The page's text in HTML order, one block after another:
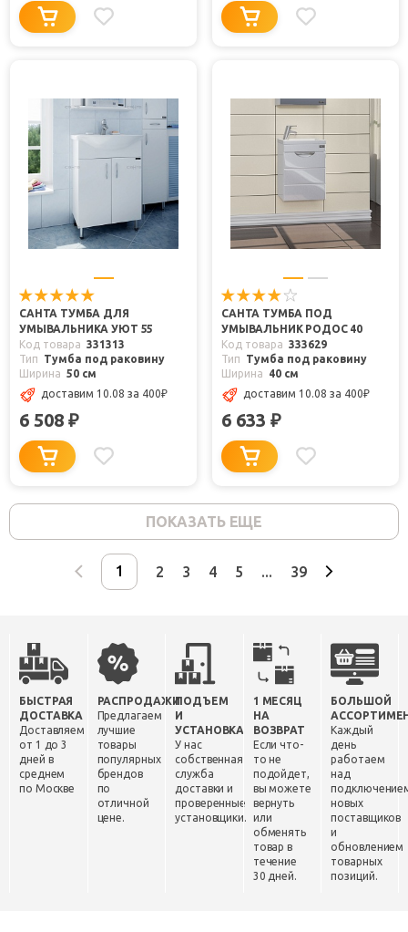
САНТА ТУМБА ДЛЯ
УМЫВАЛЬНИКА УЮТ 55
Код товара 331313
Тип
Тумба под раковину
Ширина 50 см
доставим 10.08 за 400₽
6 508 ₽
САНТА ТУМБА ПОД
УМЫВАЛЬНИК РОДОС 40
Код товара 333629
Тип
Тумба под раковину
Ширина
40 см
доставим 10.08 за 400₽
6 633 ₽
ПОКАЗАТЬ ЕЩЕ
2 3 4 5 ... 39
БЫСТРАЯ
ДОСТАВКА
Доставляем
от 1 до 3
дней в
среднем
по Москве
РАСПРОДАЖИ
Предлагаем
лучшие
товары
популярных
брендов
по
отличной
цене.
ПОДЪЕМ
И
УСТАНОВКА
У нас
собственная
служба
доставки и
проверенные
установщики.
1 МЕСЯЦ
НА
ВОЗВРАТ
Если что-
то не
подойдет,
вы можете
вернуть
или
обменять
товар в
течение
30 дней.
БОЛЬШОЙ
Каждый
день
работаем
над
новых
поставщиков
и
обновлением
товарных
позиций.